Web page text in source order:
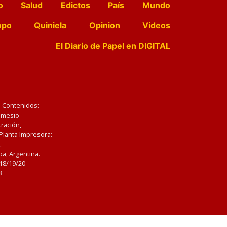
Salud Edictos País
Mundo
Quiniela Opinion
Videos
El Diario de Papel en DIGITAL
Impresora:
Argentina.
19/20